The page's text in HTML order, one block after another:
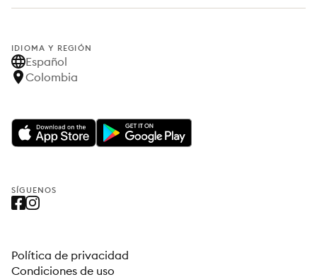
IDIOMA Y REGIÓN
Español
Colombia
SÍGUENOS
Política de privacidad
Condiciones de uso